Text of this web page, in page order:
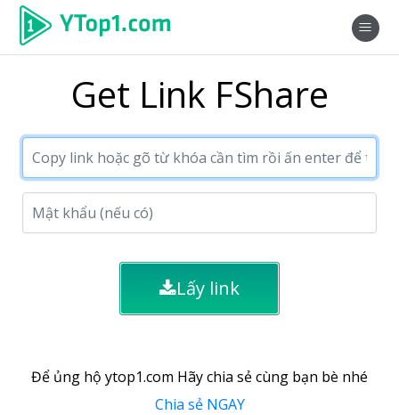
Get Link FShare
Lấy link
Để ủng hộ ytop1.com Hãy chia sẻ cùng bạn bè nhé
Chia sẻ NGAY